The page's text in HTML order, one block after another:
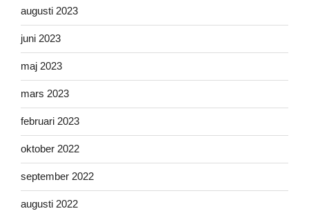
augusti 2023
juni 2023
maj 2023
mars 2023
februari 2023
oktober 2022
september 2022
augusti 2022